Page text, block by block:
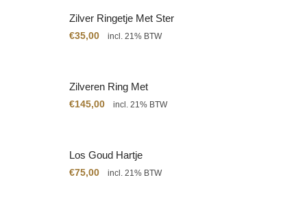
Zilver Ringetje Met Ster
€35,00 incl. 21% BTW
Zilveren Ring Met
Citrien
€145,00 incl. 21% BTW
Los Goud Hartje
€75,00 incl. 21% BTW